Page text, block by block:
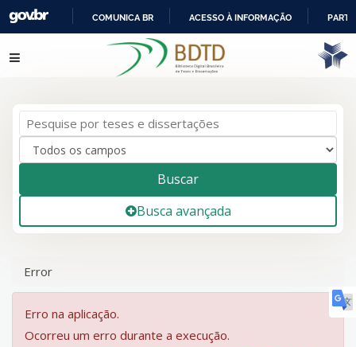
IR
PARA
COMUNICA BR ACESSO À INFORMAÇÃO
Pular para o conteúdo
Buscar
Busca avançada
Error
Erro na aplicação.
Ocorreu um erro durante a execução.